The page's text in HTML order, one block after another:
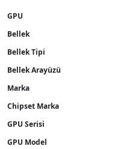
GPU
Bellek
Bellek Tipi
Bellek Arayüzü
Marka
Chipset Marka
GPU Serisi
GPU Model